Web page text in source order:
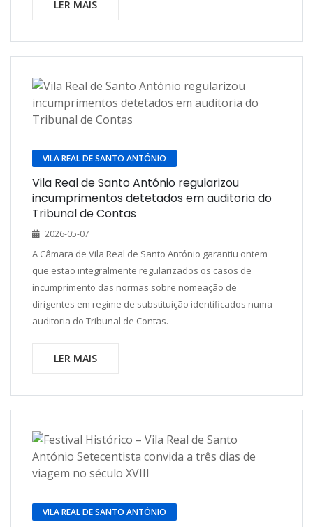
LER MAIS
VILA REAL DE SANTO ANTÓNIO
Vila Real de Santo António regularizou
incumprimentos detetados em auditoria do
Tribunal de Contas
2026-05-07
A Câmara de Vila Real de Santo António garantiu ontem
que estão integralmente regularizados os casos de
incumprimento das normas sobre nomeação de
dirigentes em regime de substituição identificados numa
auditoria do Tribunal de Contas.
LER MAIS
VILA REAL DE SANTO ANTÓNIO